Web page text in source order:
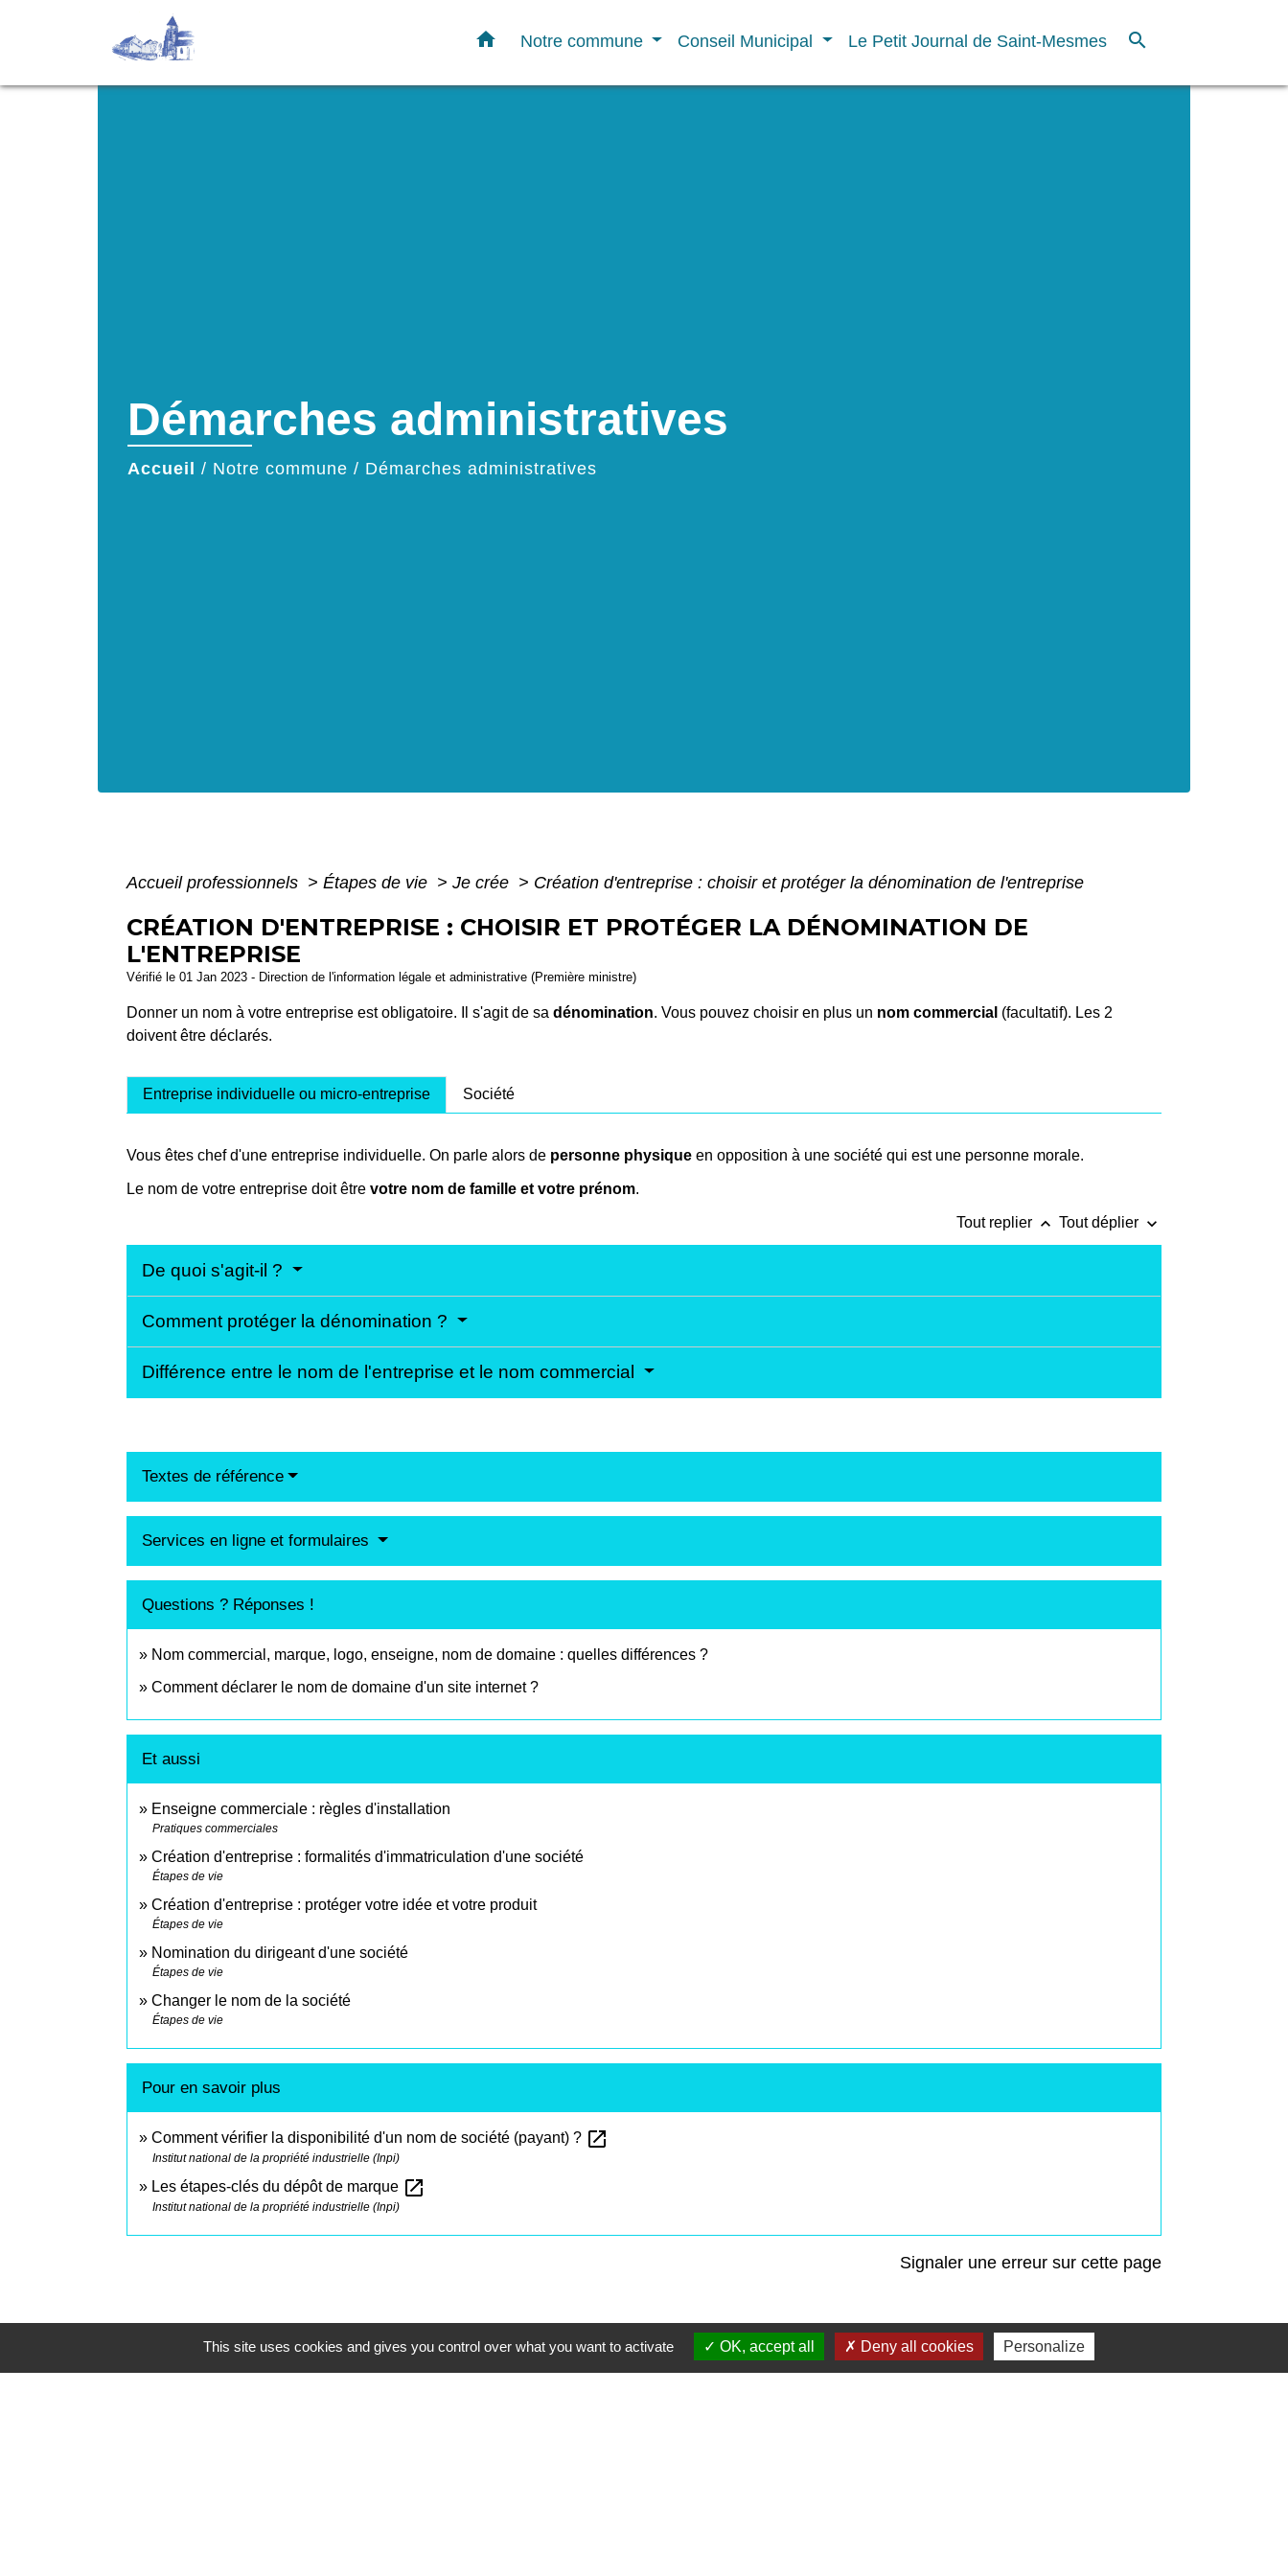
home Notre commune Conseil Municipal Le Petit Journal de Saint-Mesmes search
Démarches administratives
Accueil / Notre commune / Démarches administratives
Accueil professionnels > Étapes de vie > Je crée > Création d'entreprise : choisir et protéger la dénomination de l'entreprise
CRÉATION D'ENTREPRISE : CHOISIR ET PROTÉGER LA DÉNOMINATION DE
L'ENTREPRISE
Vérifié le 01 Jan 2023 - Direction de l'information légale et administrative (Première ministre)
Donner un nom à votre entreprise est obligatoire. Il s'agit de sa dénomination. Vous pouvez choisir en plus un nom commercial (facultatif). Les 2
doivent être déclarés.
Entreprise individuelle ou micro-entreprise Société
Vous êtes chef d'une entreprise individuelle. On parle alors de personne physique en opposition à une société qui est une personne morale.
Le nom de votre entreprise doit être votre nom de famille et votre prénom.
Tout replier keyboard_arrow_up Tout déplier keyboard_arrow_down
De quoi s'agit-il ?
Comment protéger la dénomination ?
Différence entre le nom de l'entreprise et le nom commercial
Textes de référence
Services en ligne et formulaires
Questions ? Réponses !
Nom commercial, marque, logo, enseigne, nom de domaine : quelles différences ?
Comment déclarer le nom de domaine d'un site internet ?
Et aussi
Enseigne commerciale : règles d'installation
Pratiques commerciales
Création d'entreprise : formalités d'immatriculation d'une société
Étapes de vie
Création d'entreprise : protéger votre idée et votre produit
Étapes de vie
Nomination du dirigeant d'une société
Étapes de vie
Changer le nom de la société
Étapes de vie
Pour en savoir plus
Comment vérifier la disponibilité d'un nom de société (payant) ? open_in_new
Institut national de la propriété industrielle (Inpi)
Les étapes-clés du dépôt de marque open_in_new
Institut national de la propriété industrielle (Inpi)
Signaler une erreur sur cette page
This site uses cookies and gives you control over what you want to activate OK, accept all Deny all cookies Personalize